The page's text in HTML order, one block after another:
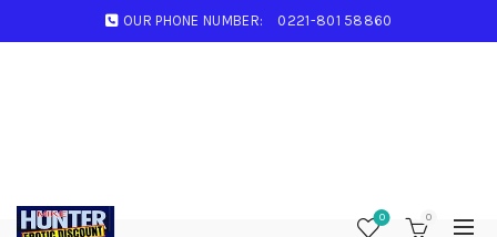
OUR PHONE NUMBER: 0221-801 58860
0 0